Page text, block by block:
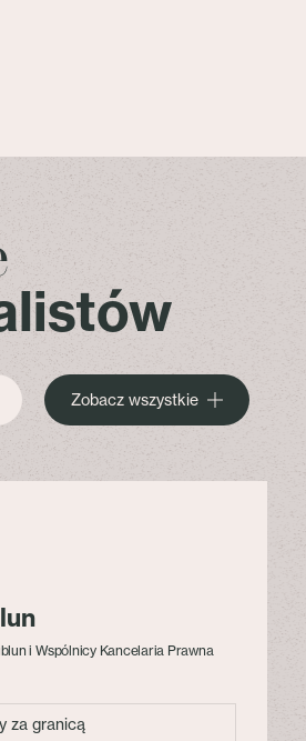
Zobacz wszystkie
i Wspólnicy Kancelaria Prawna
za granicą